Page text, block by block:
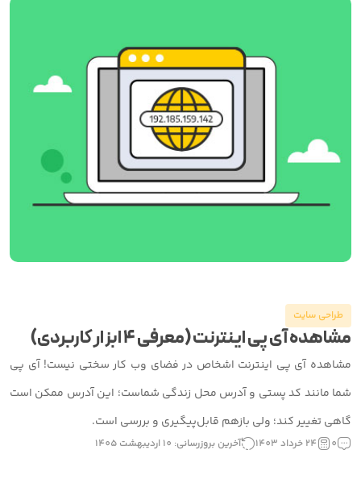
طراحی سایت
مشاهده آی پی اینترنت (معرفی 4 ابزار کاربردی)
مشاهده آی پی اینترنت اشخاص در فضای وب کار سختی نیست! آی پی
شما مانند کد پستی و آدرس محل زندگی شماست؛ این آدرس ممکن است
گاهی تغییر کند؛ ولی بازهم قابل‌پیگیری و بررسی است.
0 24 خرداد 1403 آخرین بروزرسانی: 10 اردیبهشت 1405